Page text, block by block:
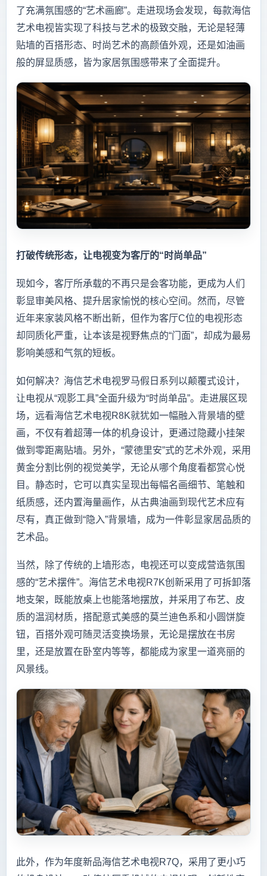
了充满氛围感的“艺术画廊”。走进现场会发现，每款海信
艺术电视皆实现了科技与艺术的极致交融，无论是轻薄
贴墙的百搭形态、时尚艺术的高颜值外观，还是如油画
般的屏显质感，皆为家居氛围感带来了全面提升。
打破传统形态，让电视变为客厅的“时尚单品”
现如今，客厅所承载的不再只是会客功能，更成为人们
彰显审美风格、提升居家愉悦的核心空间。然而，尽管
近年来家装风格不断出新，但作为客厅C位的电视形态
却同质化严重，让本该是视野焦点的“门面”，却成为最易
影响美感和气氛的短板。
如何解决？海信艺术电视罗马假日系列以颠覆式设计，
让电视从“观影工具”全面升级为“时尚单品”。走进展区现
场，远看海信艺术电视R8K就犹如一幅融入背景墙的壁
画，不仅有着超薄一体的机身设计，更通过隐藏小挂架
做到零距离贴墙。另外，“蒙德里安”式的艺术外观，采用
黄金分割比例的视觉美学，无论从哪个角度看都赏心悦
目。静态时，它可以真实呈现出每幅名画细节、笔触和
纸质感，还内置海量画作，从古典油画到现代艺术应有
尽有，真正做到“隐入”背景墙，成为一件彰显家居品质的
艺术品。
当然，除了传统的上墙形态，电视还可以变成营造氛围
感的“艺术摆件”。海信艺术电视R7K创新采用了可拆卸落
地支架，既能放桌上也能落地摆放，并采用了布艺、皮
质的温润材质，搭配意式美感的莫兰迪色系和小圆饼旋
钮，百搭外观可随灵活变换场景，无论是摆放在书房
里，还是放置在卧室内等等，都能成为家里一道亮丽的
风景线。
此外，作为年度新品海信艺术电视R7Q，采用了更小巧